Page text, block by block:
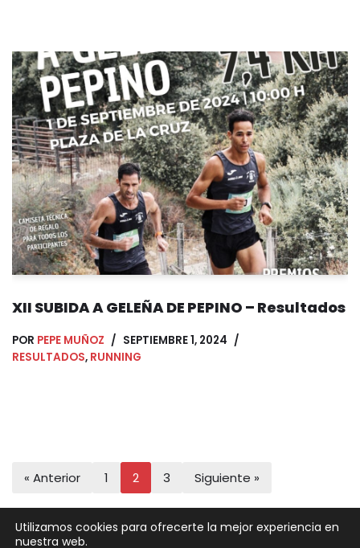
XII SUBIDA A GELEÑA DE PEPINO – Resultados
POR PEPE MUÑOZ
SEPTIEMBRE 1, 2024
RESULTADOS, RUNNING
« Anterior 1 2 3 Siguiente »
Utilizamos cookies para ofrecerte la mejor experiencia en
nuestra web.